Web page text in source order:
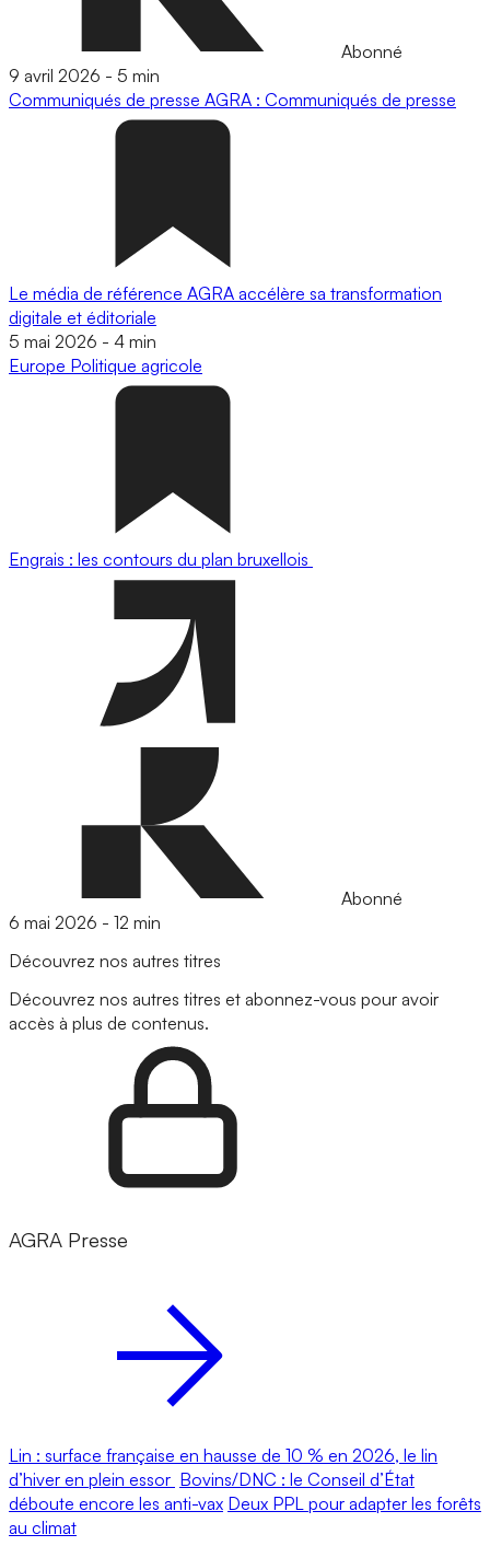
Abonné
9 avril 2026 - 5 min
Communiqués de presse AGRA : Communiqués de presse
Le média de référence AGRA accélère sa transformation
digitale et éditoriale
5 mai 2026 - 4 min
Europe Politique agricole
Engrais : les contours du plan bruxellois
Abonné
6 mai 2026 - 12 min
Découvrez nos autres titres
Découvrez nos autres titres et abonnez-vous pour avoir
accès à plus de contenus.
AGRA Presse
Lin : surface française en hausse de 10 % en 2026, le lin
d’hiver en plein essor Bovins/DNC : le Conseil d’État
déboute encore les anti-vax Deux PPL pour adapter les forêts
au climat